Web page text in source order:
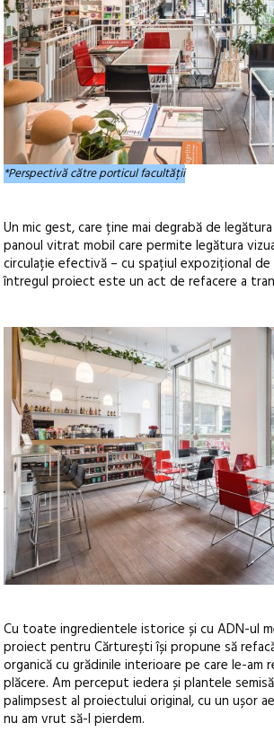
*Perspectivă către porticul facultății
Un mic gest, care ține mai degrabă de
panoul vitrat mobil care permite legătura
circulație efectivă – cu spațiul expozițional
întregul proiect este un act de refacere a
Cu toate ingredientele istorice și cu ADN-ul
proiect pentru Cărturești își propune să
organică cu grădinile interioare pe care le-am
plăcere. Am perceput iedera și plantele
palimpsest al proiectului original, cu un ușor
nu am vrut să-l pierdem.